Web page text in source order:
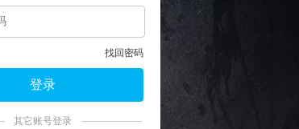
找回密码
登录
其它账号登录